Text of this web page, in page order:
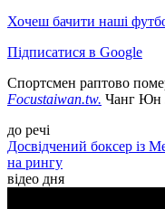
Хочеш бачити наші
Підписатися в Google
Спортсмен раптово
Focustaiwan.tw. Чанг Юн
до речі
Досвідчений боксер із
на рингу
відео дня